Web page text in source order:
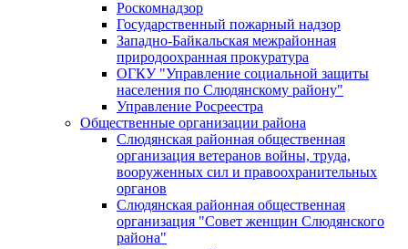
Роскомнадзор
Государственный пожарный надзор
Западно-Байкальская межрайонная
природоохранная прокуратура
ОГКУ "Управление социальной защиты
населения по Слюдянскому району"
Управление Росреестра
Общественные организации района
Слюдянская районная общественная
организация ветеранов войны, труда,
вооруженных сил и правоохранительных
органов
Слюдянская районная общественная
организация "Совет женщин Слюдянского
района"